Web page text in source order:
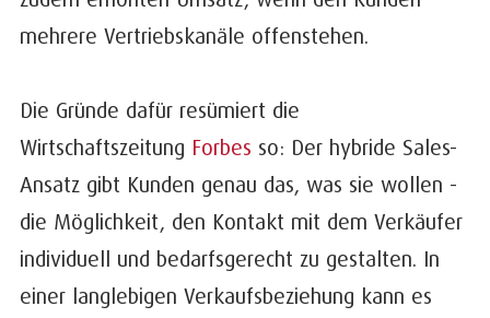
mehrere Vertriebskanäle offenstehen.
Die Gründe dafür resümiert die
Wirtschaftszeitung Forbes so: Der hybride Sales-
Ansatz gibt Kunden genau das, was sie wollen -
die Möglichkeit, den Kontakt mit dem Verkäufer
individuell und bedarfsgerecht zu gestalten. In
einer langlebigen Verkaufsbeziehung kann es